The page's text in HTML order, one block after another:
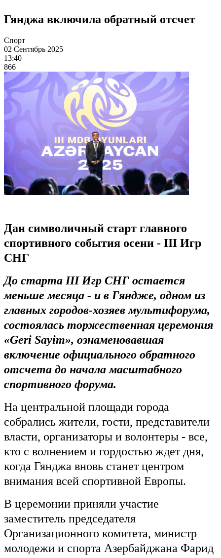
Гянджа включила обратный отсчет
Спорт
02 Сентябрь 2025
13:40
866
Дан символичный старт главного
спортивного события осени - III Игр
СНГ
До старта III Игр СНГ остается
меньше месяца - и в Гяндже, одном из
главных городов-хозяев мультифорума,
состоялась торжественная церемония
«Geri Sayim», ознаменовавшая
включение официального обратного
отсчета до начала масштабного
спортивного форума.
На центральной площади города
собрались жители, гости, представители
власти, организаторы и волонтеры - все,
кто с волнением и гордостью ждет дня,
когда Гянджа вновь станет центром
внимания всей спортивной Европы.
В церемонии приняли участие
заместитель председателя
Организационного комитета, министр
молодежи и спорта Азербайджана Фарид